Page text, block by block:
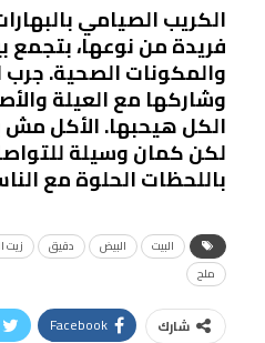
الكريب الصيامي
فريدة من نوعها، بتجمع
والمكونات الصحية.
وشاركها مع العيلة
الكل هيحبها. الأكل
لكن كمان وسيلة
باللحظات الحلوة مع
البيت البيض دقيق زيت
ملح
شارك Facebook